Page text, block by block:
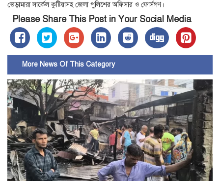
ভেড়ামারা সার্কেল কুষ্টিয়াসহ জেলা পুলিশের অফিসার ও ফোর্সগণ।
Please Share This Post in Your Social Media
More News Of This Category